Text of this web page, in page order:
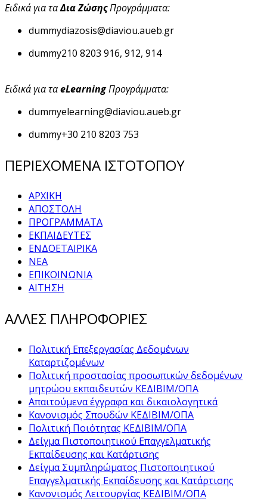
Ειδικά για ταΔια ΖώσηςΠρογράμματα:
dummydiazosis@diaviou.aueb.gr
dummy210 8203 916, 912, 914
Ειδικά για ταeLearningΠρογράμματα:
dummyelearning@diaviou.aueb.gr
dummy+30 210 8203 753
ΠΕΡΙΕΧΟΜΕΝΑ ΙΣΤΟΤΟΠΟΥ
ΑΡΧΙΚΗ
ΑΠΟΣΤΟΛΗ
ΠΡΟΓΡΑΜΜΑΤΑ
ΕΚΠΑΙΔΕΥΤΕΣ
ΕΝΔΟΕΤΑΙΡΙΚΑ
ΝΕΑ
ΕΠΙΚΟΙΝΩΝΙΑ
ΑΙΤΗΣΗ
ΑΛΛΕΣ ΠΛΗΡΟΦΟΡΙΕΣ
Πολιτική Επεξεργασίας Δεδομένων
Καταρτιζομένων
Πολιτική προστασίας προσωπικών δεδομένων
μητρώου εκπαιδευτών ΚΕΔΙΒΙΜ/ΟΠΑ
Απαιτούμενα έγγραφα και δικαιολογητικά
Κανονισμός Σπουδών ΚΕΔΙΒΙΜ/ΟΠΑ
Πολιτική Ποιότητας ΚΕΔΙΒΙΜ/ΟΠΑ
Δείγμα Πιστοποιητικού Επαγγελματικής
Εκπαίδευσης και Κατάρτισης
Δείγμα Συμπληρώματος Πιστοποιητικού
Επαγγελματικής Εκπαίδευσης και Κατάρτισης
Κανονισμός Λειτουργίας ΚΕΔΙΒΙΜ/ΟΠΑ